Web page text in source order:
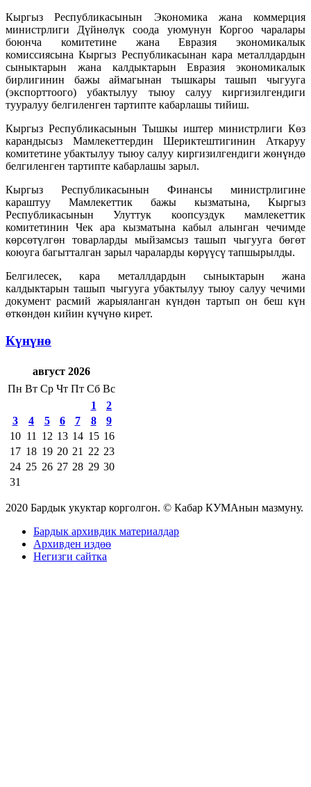
Кыргыз Республикасынын Экономика жана коммерция
министрлиги Дүйнөлүк соода уюмунун Коргоо чаралары
боюнча комитетине жана Евразия экономикалык
комиссиясына Кыргыз Республикасынан кара металлдардын
сыныктарын жана калдыктарын Евразия экономикалык
бирлигинин бажы аймагынан тышкары ташып чыгууга
(экспорттоого) убактылуу тыюу салуу киргизилгендиги
тууралуу белгиленген тартипте кабарлашы тийиш.
Кыргыз Республикасынын Тышкы иштер министрлиги Көз
карандысыз Мамлекеттердин Шериктештигинин Аткаруу
комитетине убактылуу тыюу салуу киргизилгендиги жөнүндө
белгиленген тартипте кабарлашы зарыл.
Кыргыз Республикасынын Финансы министрлигине
караштуу Мамлекеттик бажы кызматына, Кыргыз
Республикасынын Улуттук коопсуздук мамлекеттик
комитетинин Чек ара кызматына кабыл алынган чечимде
көрсөтүлгөн товарларды мыйзамсыз ташып чыгууга бөгөт
коюуга багытталган зарыл чараларды көрүүсү тапшырылды.
Белгилесек, кара металлдардын сыныктарын жана
калдыктарын ташып чыгууга убактылуу тыюу салуу чечими
документ расмий жарыяланган күндөн тартып он беш күн
өткөндөн кийин күчүнө кирет.
Күнүнө
август 2026
Пн Вт Ср Чт Пт Сб Вс
1
2
3
4 5 6 7 8
9
10 11 12 13 14 15 16
17 18 19 20 21 22 23
24 25 26 27 28 29 30
31
2020 Бардык укуктар корголгон. © Кабар КУМАнын мазмуну.
Бардык архивдик материалдар
Архивден издөө
Негизги сайтка